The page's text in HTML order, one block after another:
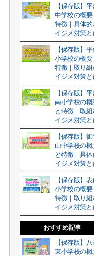
【保存版】
中学校の概要
特徴｜具体的
イジメ対策と
【保存版】
小学校の概要
特徴｜取り組
イジメ対策と
【保存版】
南小学校の概
と特徴｜取
イジメ対策と
【保存版】
山中学校の
と特徴｜具
イジメ対策と
【保存版】
小学校の概要
特徴｜取り組
イジメ対策と
おすすめ記事
【保存版】
東小学校の概